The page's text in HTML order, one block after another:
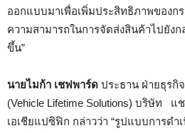
ออกแบบมาเพื่อเพิ่มประสิทธิภาพของก
ความสามารถในการจัดส่งสินค้าไปยัง
ขึ้น”
นายไมก้า เชฟพาร์ด ประธาน ฝ่ายธุร
(Vehicle Lifetime Solutions) บริษัท
เอเชียแปซิฟิก กล่าวว่า “รูปแบบการดำ